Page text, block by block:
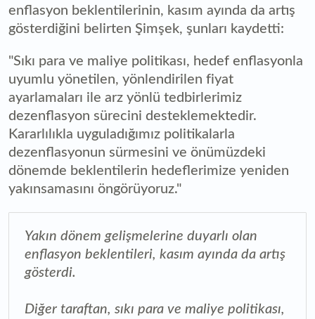
enflasyon beklentilerinin, kasım ayında da artış
gösterdiğini belirten Şimşek, şunları kaydetti:
"Sıkı para ve maliye politikası, hedef enflasyonla
uyumlu yönetilen, yönlendirilen fiyat
ayarlamaları ile arz yönlü tedbirlerimiz
dezenflasyon sürecini desteklemektedir.
Kararlılıkla uyguladığımız politikalarla
dezenflasyonun sürmesini ve önümüzdeki
dönemde beklentilerin hedeflerimize yeniden
yakınsamasını öngörüyoruz."
Yakın dönem gelişmelerine duyarlı olan
enflasyon beklentileri, kasım ayında da artış
gösterdi.
Diğer taraftan, sıkı para ve maliye politikası,